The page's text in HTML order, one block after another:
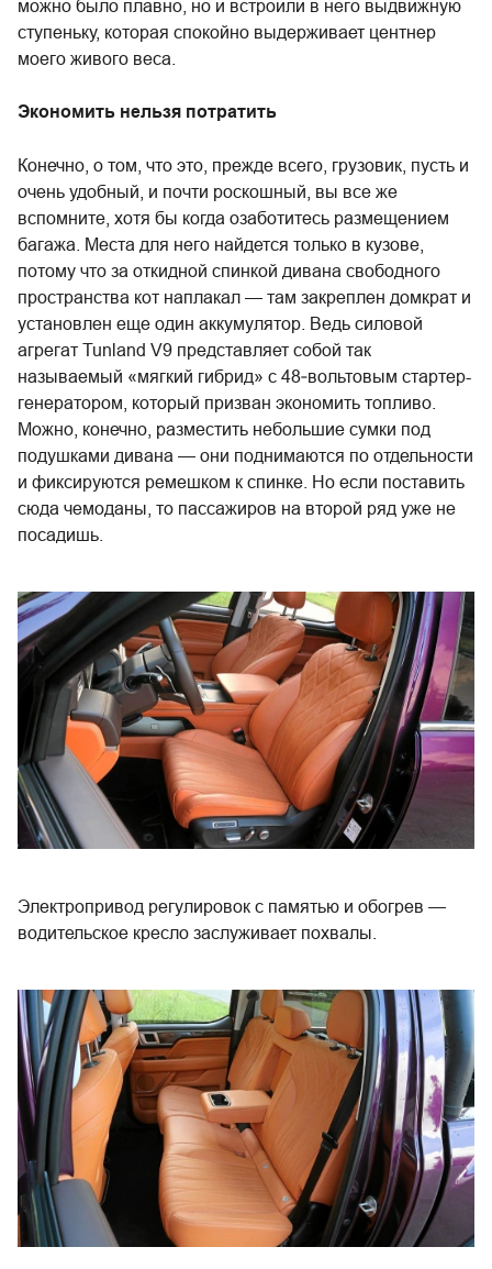
можно было плавно, но и встроили в него выдвижную
ступеньку, которая спокойно выдерживает центнер
моего живого веса.
Экономить нельзя потратить
Конечно, о том, что это, прежде всего, грузовик, пусть и
очень удобный, и почти роскошный, вы все же
вспомните, хотя бы когда озаботитесь размещением
багажа. Места для него найдется только в кузове,
потому что за откидной спинкой дивана свободного
пространства кот наплакал — там закреплен домкрат и
установлен еще один аккумулятор. Ведь силовой
агрегат Tunland V9 представляет собой так
называемый «мягкий гибрид» с 48‑вольтовым стартер-
генератором, который призван экономить топливо.
Можно, конечно, разместить небольшие сумки под
подушками дивана — они поднимаются по отдельности
и фиксируются ремешком к спинке. Но если поставить
сюда чемоданы, то пассажиров на второй ряд уже не
посадишь.
Электропривод регулировок с памятью и обогрев —
водительское кресло заслуживает похвалы.